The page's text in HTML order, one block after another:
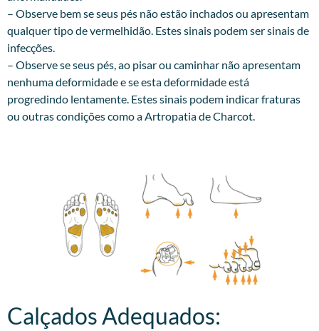
– Observe bem se seus pés não estão inchados ou apresentam
qualquer tipo de vermelhidão. Estes sinais podem ser sinais de
infecções.
– Observe se seus pés, ao pisar ou caminhar não apresentam
nenhuma deformidade e se esta deformidade está
progredindo lentamente. Estes sinais podem indicar fraturas
ou outras condições como a Artropatia de Charcot.
Calçados Adequados:​